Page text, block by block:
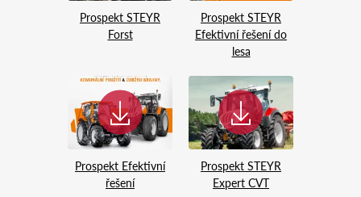
Prospekt STEYR
Forst
Prospekt STEYR
Efektivní řešení do
lesa
Prospekt Efektivní
řešení
Prospekt STEYR
Expert CVT